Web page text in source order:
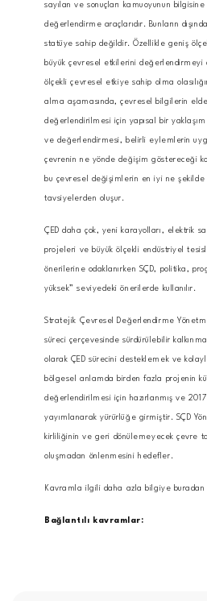
sayılan ve sonuçları kamuoyunun
değerlendirme araçlarıdır. Bunların
statüye sahip değildir. Özellikle geniş
büyük çevresel etkilerini değerlendirmeyi
ölçekli çevresel etkiye sahip olma
alma aşamasında, çevresel bilgilerin
değerlendirilmesi için yapısal bir
ve değerlendirmesi, belirli eylemlerin
çevrenin ne yönde değişim göstereceği
bu çevresel değişimlerin en iyi ne şekilde
tavsiyelerden oluşur.
ÇED daha çok, yeni karayolları, elektrik
projeleri ve büyük ölçekli endüstriyel
önerilerine odaklanırken SÇD, politika,
yüksek” seviyedeki önerilerde kullanılır.
Stratejik Çevresel Değerlendirme
süreci çerçevesinde sürdürülebilir
olarak ÇED sürecini desteklemek ve
bölgesel anlamda birden fazla projenin
değerlendirilmesi için hazırlanmış ve
yayımlanarak yürürlüğe girmiştir. SÇD
kirliliğinin ve geri dönülemeyecek çevre
oluşmadan önlenmesini hedefler.
Kavramla ilgili daha azla bilgiye buradan
Bağlantılı kavramlar: